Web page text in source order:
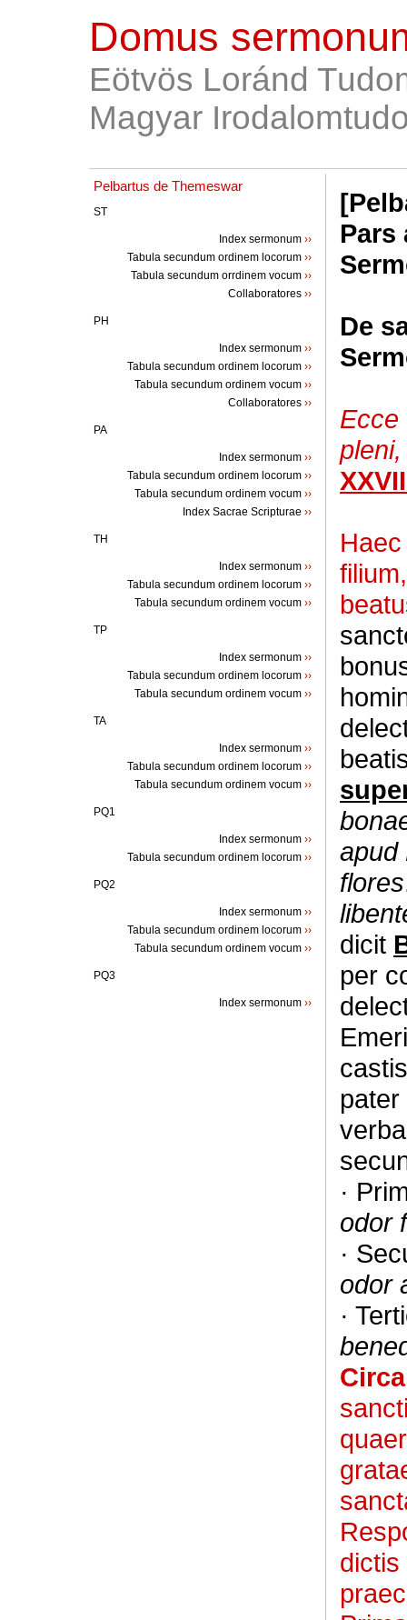
Domus
Eötvös Loránd
Magyar
Pelbartus de Themeswar
ST
Index sermonum ››
Tabula secundum ordinem locorum ››
Tabula secundum orrdinem vocum ››
Collaboratores ››
PH
Index sermonum ››
Tabula secundum ordinem locorum ››
Tabula secundum ordinem vocum ››
Collaboratores ››
PA
Index sermonum ››
Tabula secundum ordinem locorum ››
Tabula secundum ordinem vocum ››
Index Sacrae Scripturae ››
TH
Index sermonum ››
Tabula secundum ordinem locorum ››
Tabula secundum ordinem vocum ››
TP
Index sermonum ››
Tabula secundum ordinem locorum ››
Tabula secundum ordinem vocum ››
TA
Index sermonum ››
Tabula secundum ordinem locorum ››
Tabula secundum ordinem vocum ››
PQ1
Index sermonum ››
Tabula secundum ordinem locorum ››
PQ2
Index sermonum ››
Tabula secundum ordinem locorum ››
Tabula secundum ordinem vocum ››
PQ3
Index sermonum ››
Pars
De
Ecce
apud
flores
dicit
per
·
odor
·
odor
·